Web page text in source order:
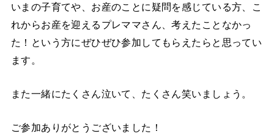
いまの子育てや、お産のことに疑問を感じている方、こ
れからお産を迎えるプレママさん、考えたことなかっ
た！という方にぜひぜひ参加してもらえたらと思ってい
ます。
また一緒にたくさん泣いて、たくさん笑いましょう。
ご参加ありがとうございました！